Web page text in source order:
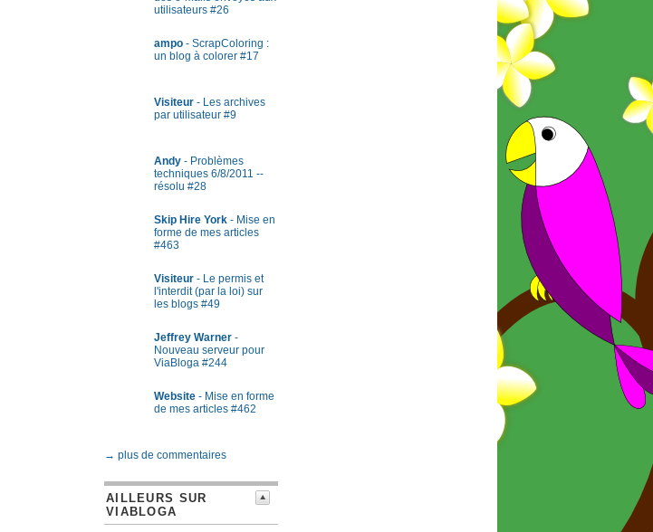
utilisateurs #26
ampo - ScrapColoring :
un blog à colorer #17
Visiteur - Les archives
par utilisateur #9
Andy - Problèmes
techniques 6/8/2011 --
résolu #28
Skip Hire York - Mise en
forme de mes articles
#463
Visiteur - Le permis et
l'interdit (par la loi) sur
les blogs #49
Jeffrey Warner -
Nouveau serveur pour
ViaBloga #244
Website - Mise en forme
de mes articles #462
→ plus de commentaires
AILLEURS SUR
VIABLOGA